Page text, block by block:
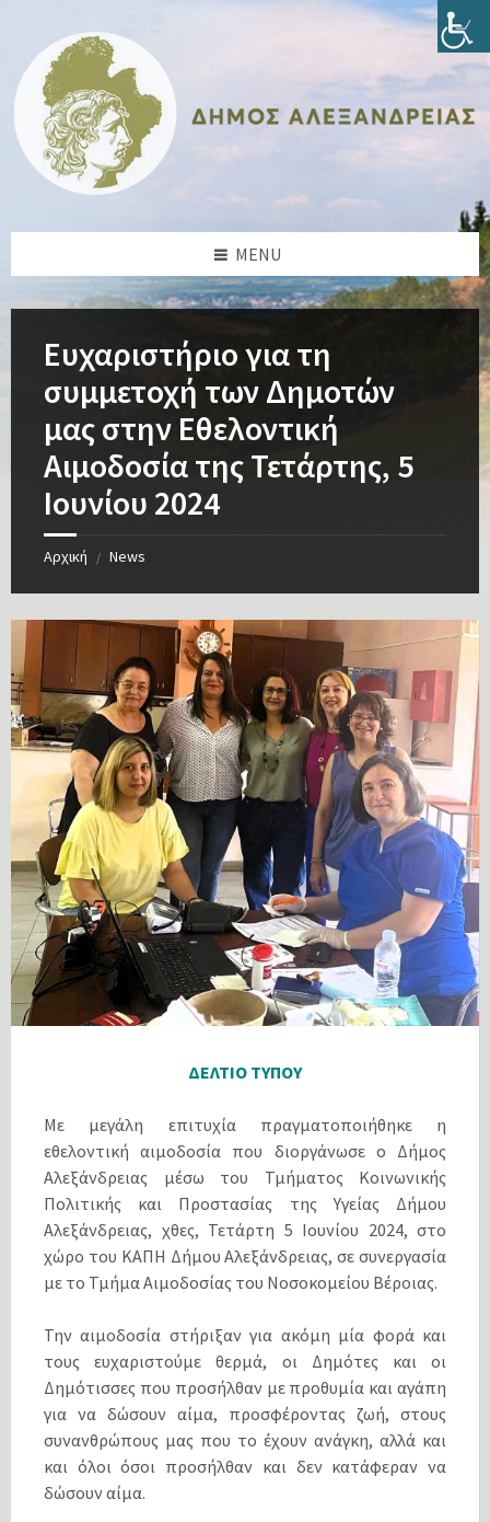
content
sidebar
sidebar
footer
MENU
Ευχαριστήριο για τη
συμμετοχή των Δημοτών
μας στην Εθελοντική
Αιμοδοσία της Τετάρτης, 5
Ιουνίου 2024
Αρχική / News
ΔΕΛΤΙΟ ΤΥΠΟΥ
Με μεγάλη επιτυχία πραγματοποιήθηκε η
εθελοντική αιμοδοσία που διοργάνωσε ο Δήμος
Αλεξάνδρειας μέσω του Τμήματος Κοινωνικής
Πολιτικής και Προστασίας της Υγείας Δήμου
Αλεξάνδρειας, χθες, Τετάρτη 5 Ιουνίου 2024, στο
χώρο του ΚΑΠΗ Δήμου Αλεξάνδρειας, σε συνεργασία
με το Τμήμα Αιμοδοσίας του Νοσοκομείου Βέροιας.
Την αιμοδοσία στήριξαν για ακόμη μία φορά και
τους ευχαριστούμε θερμά, οι Δημότες και οι
Δημότισσες που προσήλθαν με προθυμία και αγάπη
για να δώσουν αίμα, προσφέροντας ζωή, στους
συνανθρώπους μας που το έχουν ανάγκη, αλλά και
και όλοι όσοι προσήλθαν και δεν κατάφεραν να
δώσουν αίμα.